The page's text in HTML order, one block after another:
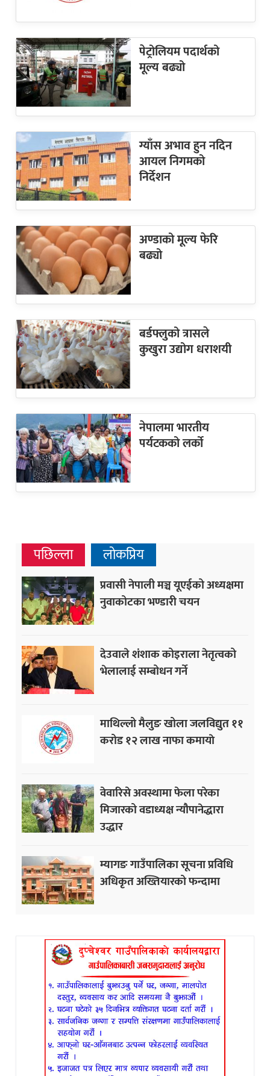
पेट्रोलियम पदार्थको
मूल्य बढ्यो
ग्याँस अभाव हुन नदिन
आयल निगमको
निर्देशन
अण्डाको मूल्य फेरि
बढ्यो
बर्डफ्लुको त्रासले
कुखुरा उद्योग धराशयी
नेपालमा भारतीय
पर्यटकको लर्को
पछिल्ला लोकप्रिय
प्रवासी नेपाली मञ्च यूएईको अध्यक्षमा
नुवाकोटका भण्डारी चयन
देउवाले शंशाक कोइराला नेतृत्वको
भेलालाई सम्बोधन गर्ने
माथिल्लो मैलुङ खोला जलविद्युत ११
करोड १२ लाख नाफा कमायाे
वेवारिसे अवस्थामा फेला परेका
मिजारको वडाध्यक्ष न्यौपानेद्धारा
उद्धार
म्यागङ गाउँपालिका सूचना प्रविधि
अधिकृत अख्तियारको फन्दामा